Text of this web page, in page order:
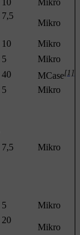
7,5
Mikro
10
Mikro
5
Mikro
40 MCase[1]
5
Mikro
7,5 Mikro
5
Mikro
20
Mikro